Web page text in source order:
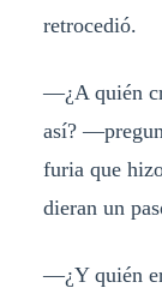
retrocedió.
—¿A quién
así?
furia que
dieran un
—¿Y quién